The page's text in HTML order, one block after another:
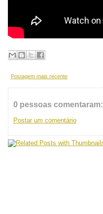
Postagem mais recente
0 pessoas comentaram:
Postar um comentário